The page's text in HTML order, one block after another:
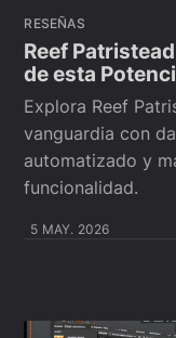
RESEÑAS
Reef
de esta
Explora Reef
vanguardia con
automatizado y
funcionalidad.
5 MAY. 2026